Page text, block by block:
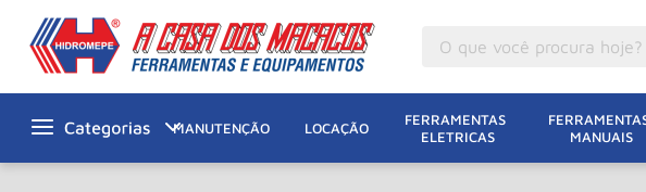
MANUTENÇÃO LOCAÇÃO
FERRAMENTAS
ELETRICAS
MANUAIS
1º Macacos